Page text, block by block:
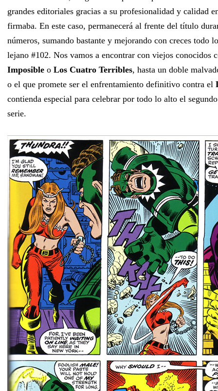
grandes editoriales gracias a su profesionalidad y calidad
firmaba. En este caso, permanecerá al frente del título
números, sumando bastante y mejorando con creces todo
lejano #102. Nos vamos a encontrar con viejos conocidos
Imposible o Los Cuatro Terribles, hasta un doble
o el que promete ser el enfrentamiento definitivo contra el
contienda especial para celebrar por todo lo alto el
serie.